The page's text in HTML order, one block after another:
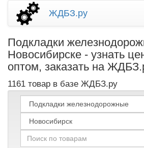
ЖДБЗ.ру
Подкладки
Новосибирске - узнать
оптом, заказать на
1161 товар в базе ЖДБЗ.ру